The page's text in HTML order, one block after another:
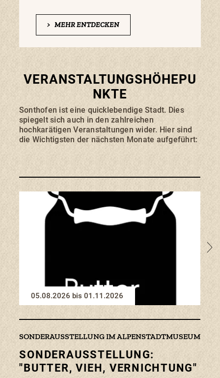
> MEHR ENTDECKEN
VERANSTALTUNGSHÖHEPU
NKTE
Sonthofen ist eine quicklebendige Stadt. Dies
spiegelt sich auch in den zahlreichen
hochkarätigen Veranstaltungen wider. Hier sind
die Wichtigsten der nächsten Monate aufgeführt:
05.08.2026 bis 01.11.2026
SONDERAUSSTELLUNG IM ALPENSTADTMUSEUM
SONDERAUSSTELLUNG:
"BUTTER, VIEH, VERNICHTUNG"
zum